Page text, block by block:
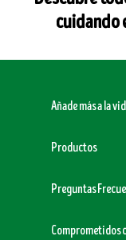
cuidando
Añade más a la
Productos
Preguntas
Comprometidos